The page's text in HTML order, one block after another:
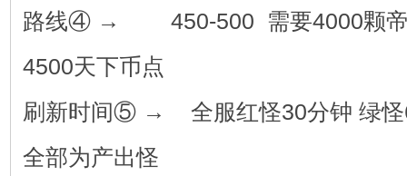
路线④ → 450-500 需要4000颗帝
4500天下币点
刷新时间⑤ → 全服红怪30分钟 绿怪
全部为产出怪